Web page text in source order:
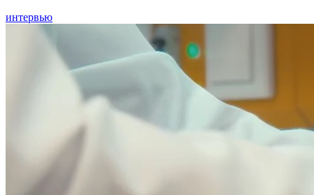
интервью